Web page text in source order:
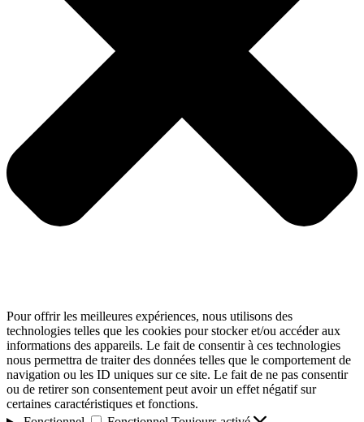
Pour offrir les meilleures expériences, nous utilisons des
technologies telles que les cookies pour stocker et/ou accéder aux
informations des appareils. Le fait de consentir à ces technologies
nous permettra de traiter des données telles que le comportement de
navigation ou les ID uniques sur ce site. Le fait de ne pas consentir
ou de retirer son consentement peut avoir un effet négatif sur
certaines caractéristiques et fonctions.